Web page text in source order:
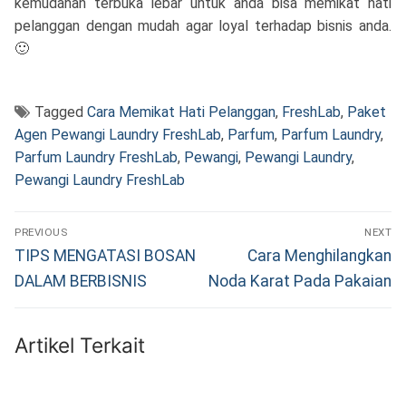
pelanggan dengan mudah agar loyal terhadap bisnis anda.
🙂
Tagged Cara Memikat Hati Pelanggan, FreshLab, Paket
Agen Pewangi Laundry FreshLab, Parfum, Parfum Laundry,
Parfum Laundry FreshLab, Pewangi, Pewangi Laundry,
Pewangi Laundry FreshLab
Navigasi
pos
PREVIOUS
Previous
post:
TIPS MENGATASI BOSAN
DALAM BERBISNIS
NEXT
Next
post:
Cara Menghilangkan
Noda Karat Pada Pakaian
Artikel Terkait